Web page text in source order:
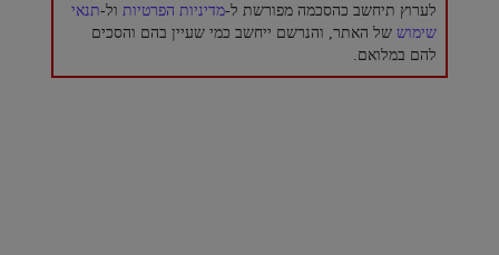
לערוץ תיחשב כהסכמה מפורשת ל-מדיניות הפרטיות ול-תנאי
שימוש של האתר, והנרשם ייחשב כמי שעיין בהם והסכים
להם במלואם.